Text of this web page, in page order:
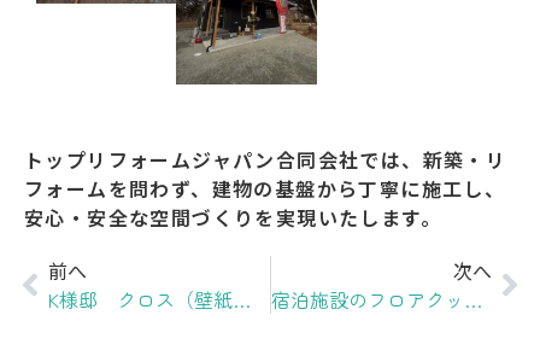
トップリフォームジャパン合同会社では、新築・リ
フォームを問わず、建物の基盤から丁寧に施工し、
安心・安全な空間づくりを実現いたします。
前へ
K様邸 クロス（壁紙）張替え工事
次へ
宿泊施設のフロアクッションの改修工事